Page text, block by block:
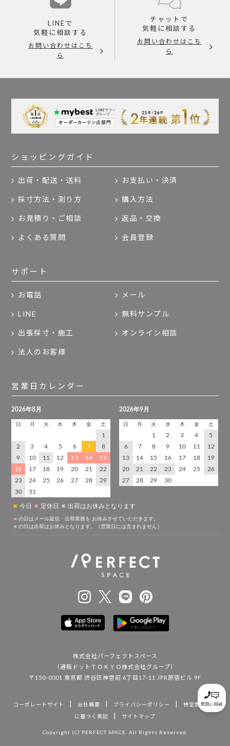
LINEで
気軽に相談する
お問い合わせはこち
ら
チャットで
気軽に相談する
お問い合わせはこち
ら
ショッピングガイド
出荷・配送・送料 お支払い・決済
採寸方法・測り方 購入方法
お見積り・ご相談 返品・交換
よくある質問 会員登録
サポート
お電話 メール
LINE 無料サンプル
出張採寸・施工 オンライン相談
法人のお客様
営業日カレンダー
株式会社パーフェクトスペース
（通販ドットＴＯＫＹＯ株式会社グループ）
〒150-0001 東京都 渋谷区神宮前 6丁目17-11 JPR原宿ビル 9F
コーポレートサイト | 会社概要 | プライバシーポリシー |
特定商取引法
に基づく表記
| サイトマップ
Copyright (C) PERFECT SPACE. All Rights Reserved.